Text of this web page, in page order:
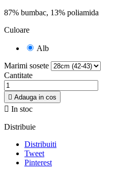
87% bumbac, 13% poliamida
Culoare
Alb
Marimi sosete
Cantitate
 Adauga in cos
 In stoc
Distribuie
Distribuiti
Tweet
Pinterest